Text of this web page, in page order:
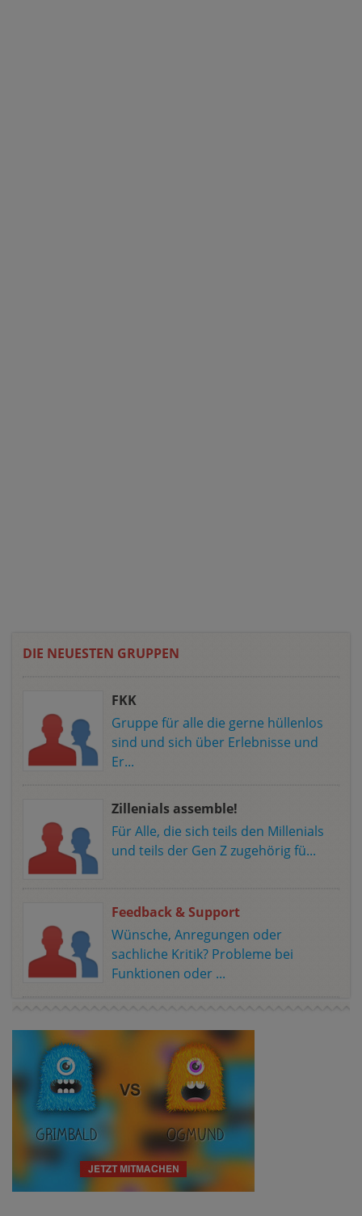
DIE NEUESTEN GRUPPEN
FKK
Gruppe für alle die gerne hüllenlos
sind und sich über Erlebnisse und
Er...
Zillenials assemble!
Für Alle, die sich teils den Millenials
und teils der Gen Z zugehörig fü...
Feedback & Support
Wünsche, Anregungen oder
sachliche Kritik? Probleme bei
Funktionen oder ...